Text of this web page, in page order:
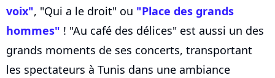
voix", "Qui a le droit" ou "Place des grands
hommes" ! "Au café des délices" est aussi un des
grands moments de ses concerts, transportant
les spectateurs à Tunis dans une ambiance